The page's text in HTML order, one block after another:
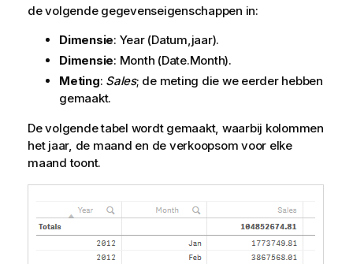
de volgende gegevenseigenschappen in:
Dimensie: Year(Datum,jaar).
Dimensie: Month (Date.Month).
Meting: Sales; de meting die we eerder hebben
gemaakt.
De volgende tabel wordt gemaakt, waarbij kolommen
het jaar, de maand en de verkoopsom voor elke
maand toont.